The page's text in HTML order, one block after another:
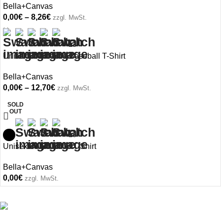
Bella+Canvas
0,00€ – 8,26€ zzgl. MwSt.
+13
Unisex 3/4 Sleeve Baseball T-Shirt
Bella+Canvas
0,00€ – 12,70€ zzgl. MwSt.
SOLD
OUT
+10
Unisex Poly-Cotton T-Shirt
Bella+Canvas
0,00€ zzgl. MwSt.